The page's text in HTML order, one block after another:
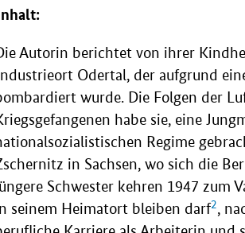
Autorin berichtet von ihrer
Odertal, der aufgrund
wurde. Die Folgen der
habe sie, eine
Regime
in Sachsen, wo sich die
Schwester kehren 1947 zum
seinem Heimatort bleiben darf2,